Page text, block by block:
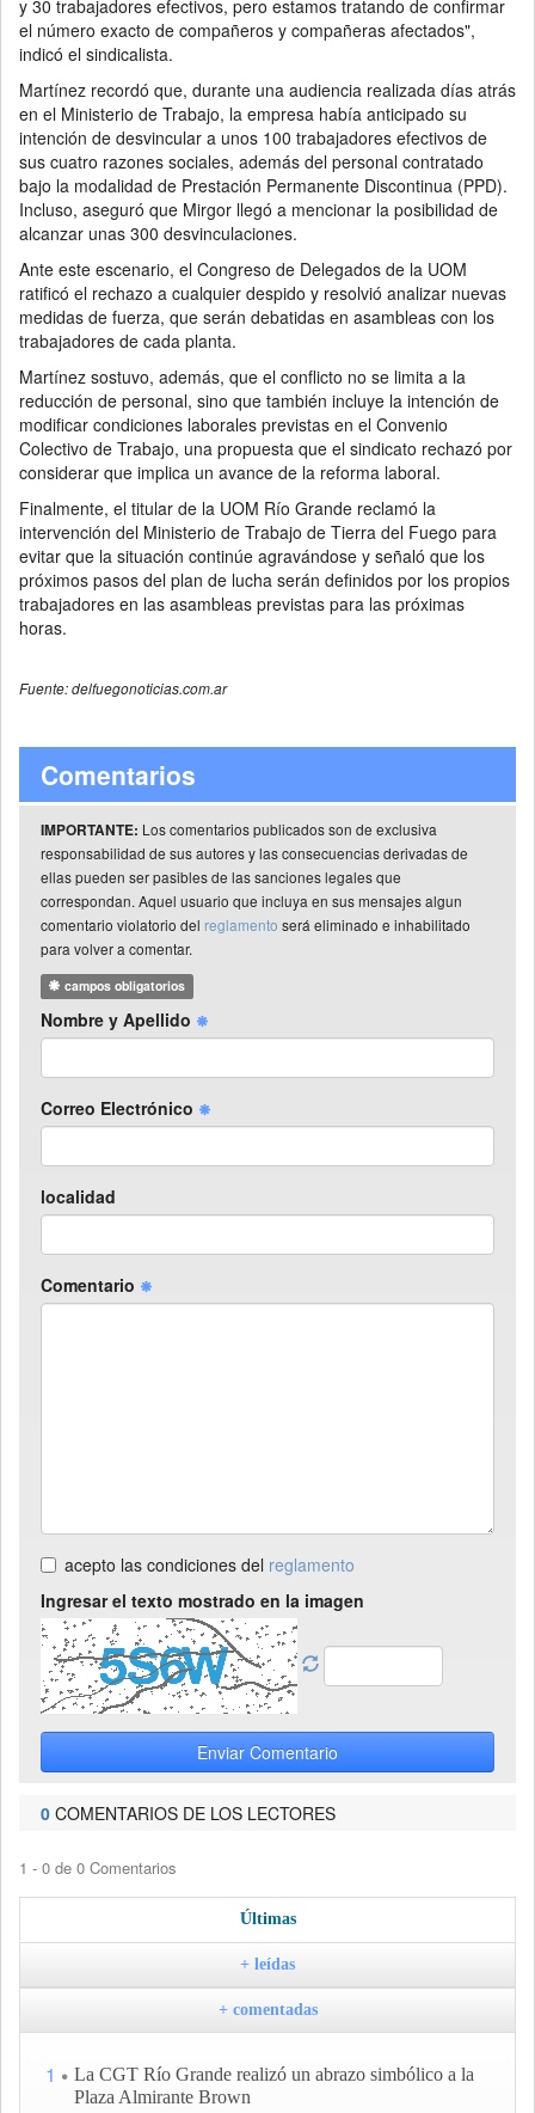
y 30 trabajadores efectivos, pero estamos tratando de confirmar
el número exacto de compañeros y compañeras afectados",
indicó el sindicalista.
Martínez recordó que, durante una audiencia realizada días atrás
en el Ministerio de Trabajo, la empresa había anticipado su
intención de desvincular a unos 100 trabajadores efectivos de
sus cuatro razones sociales, además del personal contratado
bajo la modalidad de Prestación Permanente Discontinua (PPD).
Incluso, aseguró que Mirgor llegó a mencionar la posibilidad de
alcanzar unas 300 desvinculaciones.
Ante este escenario, el Congreso de Delegados de la UOM
ratificó el rechazo a cualquier despido y resolvió analizar nuevas
medidas de fuerza, que serán debatidas en asambleas con los
trabajadores de cada planta.
Martínez sostuvo, además, que el conflicto no se limita a la
reducción de personal, sino que también incluye la intención de
modificar condiciones laborales previstas en el Convenio
Colectivo de Trabajo, una propuesta que el sindicato rechazó por
considerar que implica un avance de la reforma laboral.
Finalmente, el titular de la UOM Río Grande reclamó la
intervención del Ministerio de Trabajo de Tierra del Fuego para
evitar que la situación continúe agravándose y señaló que los
próximos pasos del plan de lucha serán definidos por los propios
trabajadores en las asambleas previstas para las próximas
horas.
Fuente: delfuegonoticias.com.ar
Comentarios
IMPORTANTE: Los comentarios publicados son de exclusiva
responsabilidad de sus autores y las consecuencias derivadas de
ellas pueden ser pasibles de las sanciones legales que
correspondan. Aquel usuario que incluya en sus mensajes algun
comentario violatorio del reglamento será eliminado e inhabilitado
para volver a comentar.
campos obligatorios
Nombre y Apellido
Correo Electrónico
localidad
Comentario
acepto las condiciones del reglamento
Ingresar el texto mostrado en la imagen
Enviar Comentario
0 COMENTARIOS DE LOS LECTORES
1 - 0 de 0 Comentarios
Últimas
+ leídas
+ comentadas
1
La CGT Río Grande realizó un abrazo simbólico a la
Plaza Almirante Brown